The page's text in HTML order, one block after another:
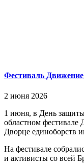
Фестиваль
2 июня 2026
1 июня, в День
областном
Дворце единоборств
На фестивале
и активисты со всей